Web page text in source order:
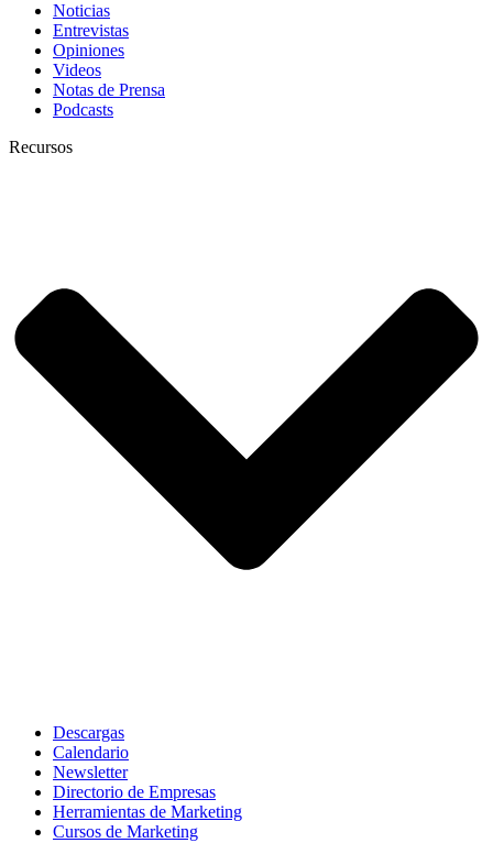
Noticias
Entrevistas
Opiniones
Videos
Notas de Prensa
Podcasts
Recursos
Descargas
Calendario
Newsletter
Directorio de Empresas
Herramientas de Marketing
Cursos de Marketing